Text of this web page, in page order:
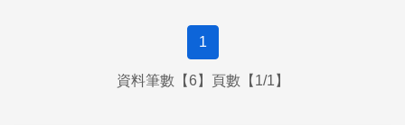
1
資料筆數【6】頁數【1/1】